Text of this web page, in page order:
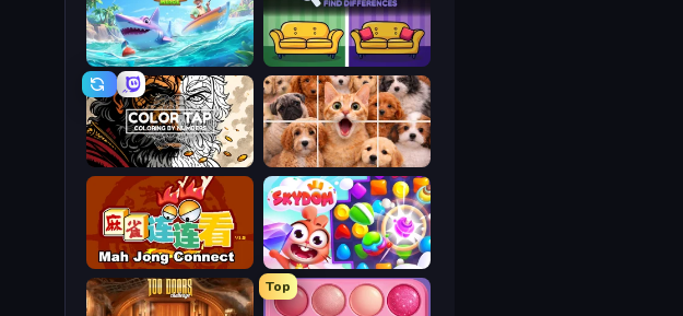
Find It - Find The Differences
Tropical Merge
Jigpic Solitaire
Color Tap: Coloring by Numbers
Skydom
Mahjong Connect (Legacy)
Top